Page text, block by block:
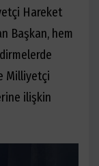
Hareket
Başkan, hem
Milliyetçi
ilişkin